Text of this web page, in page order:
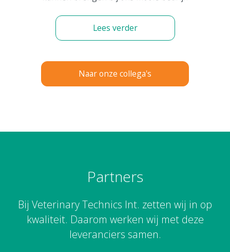
Lees verder
Naar onze collega's
Partners
Bij Veterinary Technics Int. zetten wij in op
kwaliteit. Daarom werken wij met deze
leveranciers samen.